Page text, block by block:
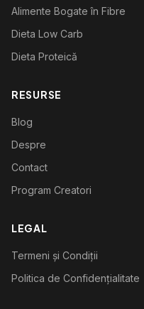
Alimente Bogate în Fibre
Dieta Low Carb
Dieta Proteică
RESURSE
Blog
Despre
Contact
Program Creatori
LEGAL
Termeni și Condiții
Politica de Confidențialitate